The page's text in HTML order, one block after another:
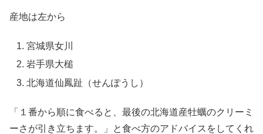
産地は左から
宮城県女川
岩手県大槌
北海道仙鳳趾（せんぽうし）
「１番から順に食べると、最後の北海道産牡蠣のクリーミ
ーさが引き立ちます。」と食べ方のアドバイスをしてくれ